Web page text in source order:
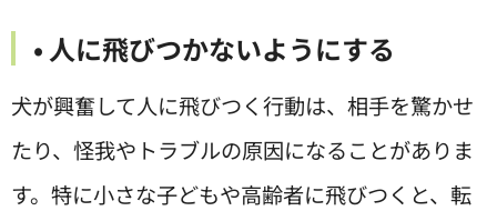
• 人に飛びつかないようにする
犬が興奮して人に飛びつく行動は、相手を驚かせ
たり、怪我やトラブルの原因になることがありま
す。特に小さな子どもや高齢者に飛びつくと、転